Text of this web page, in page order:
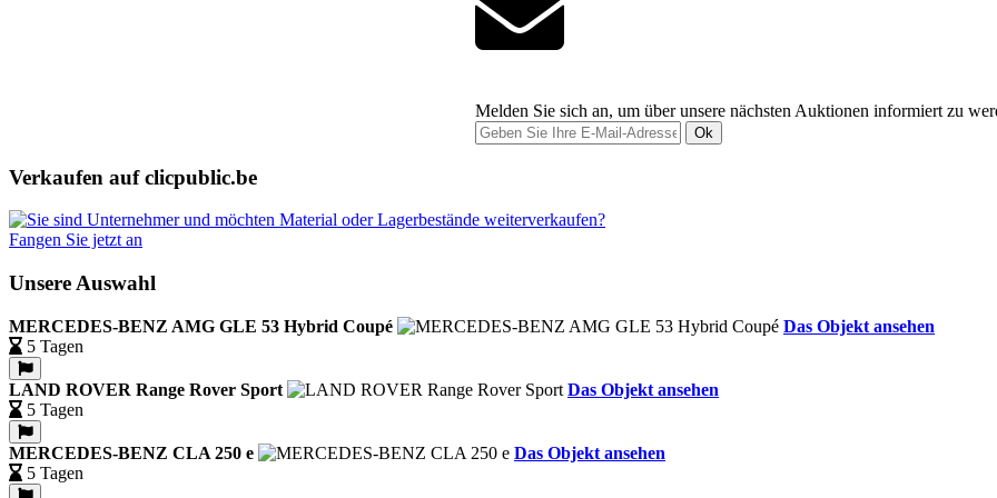
Melden Sie sich an, um über unsere nächsten Auktionen informiert zu
Ok
Verkaufen auf clicpublic.be
Fangen Sie jetzt an
Unsere Auswahl
MERCEDES-BENZ AMG GLE 53 Hybrid Coupé
Das Objekt ansehen
5 Tagen
LAND ROVER Range Rover Sport
Das Objekt ansehen
5 Tagen
MERCEDES-BENZ CLA 250 e
Das Objekt ansehen
5 Tagen